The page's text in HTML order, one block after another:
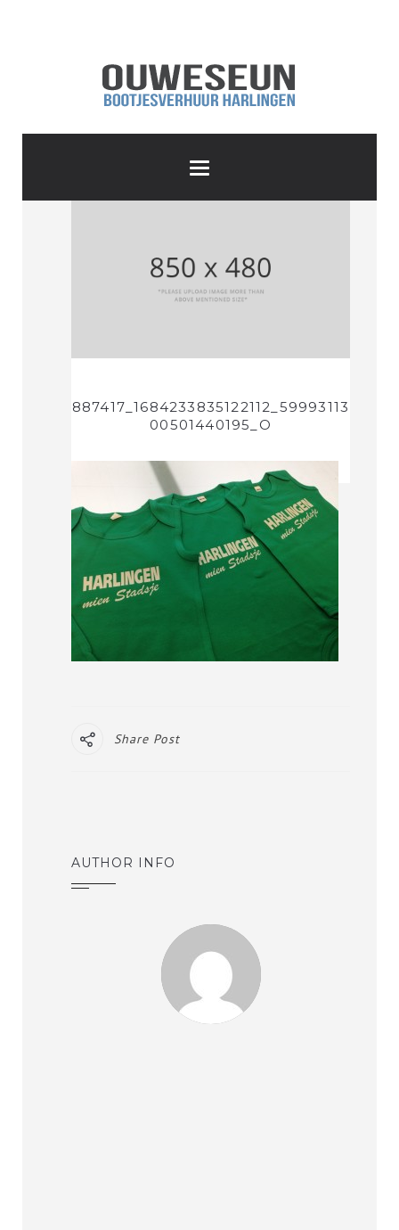
887417_1684233835122112_59993113
00501440195_O
Share Post
AUTHOR INFO